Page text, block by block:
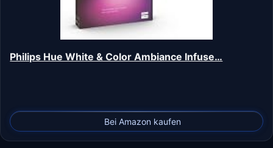
Philips Hue White & Color Ambiance Infuse…
Bei Amazon kaufen